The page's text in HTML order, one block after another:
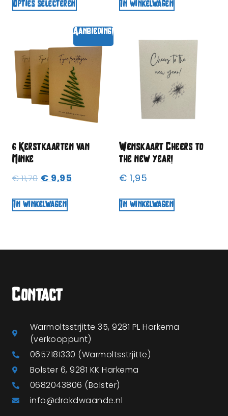
Opties selecteren In winkelwagen
Aanbieding!
6 Kerstkaarten van
Minke
€11,70 € 9,95
In winkelwagen
Wenskaart Cheers to
the new year!
€ 1,95
In winkelwagen
Contact
Warmoltsstrjitte 35, 9281 PL Harkema
(verkooppunt)
0657181330 (Warmoltsstrjitte)
Bolster 6, 9281 KK Harkema
0682043806 (Bolster)
info@drokdwaande.nl